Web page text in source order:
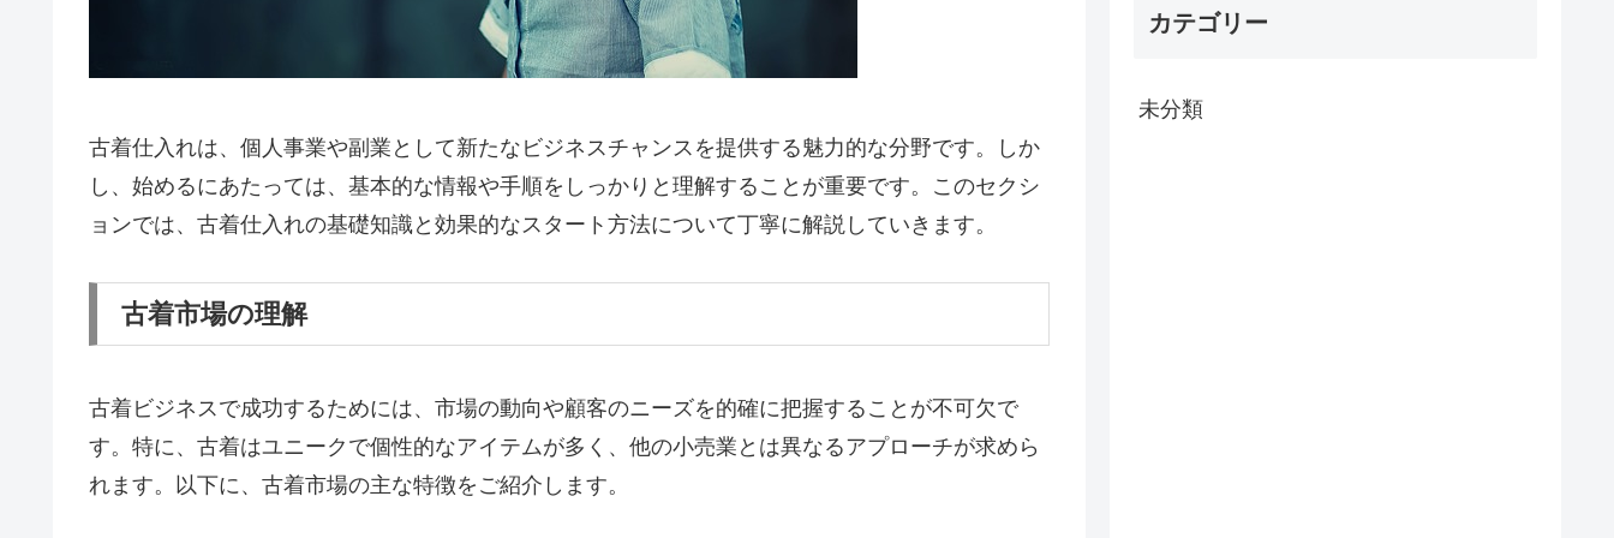
古着仕入れは、個人事業や副業として新たなビジネスチャンスを提供する魅力的な分野です。しか
し、始めるにあたっては、基本的な情報や手順をしっかりと理解することが重要です。このセクシ
ョンでは、古着仕入れの基礎知識と効果的なスタート方法について丁寧に解説していきます。
古着市場の理解
古着ビジネスで成功するためには、市場の動向や顧客のニーズを的確に把握することが不可欠で
す。特に、古着はユニークで個性的なアイテムが多く、他の小売業とは異なるアプローチが求めら
れます。以下に、古着市場の主な特徴をご紹介します。
カテゴリー
未分類